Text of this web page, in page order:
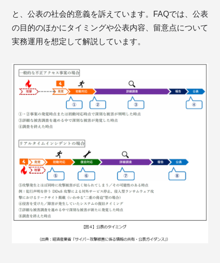
と、公表の社会的意義を訴えています。FAQでは、公表
の目的のほかにタイミングや公表内容、留意点について
実務運用を想定して解説しています。